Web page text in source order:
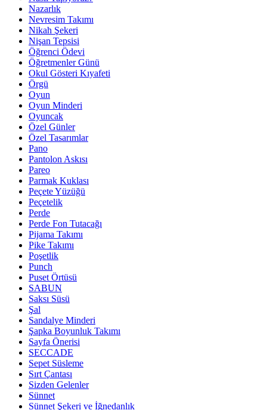
Nazarlık
Nevresim Takımı
Nikah Şekeri
Nişan Tepsisi
Öğrenci Ödevi
Öğretmenler Günü
Okul Gösteri Kıyafeti
Örgü
Oyun
Oyun Minderi
Oyuncak
Özel Günler
Özel Tasarımlar
Pano
Pantolon Askısı
Pareo
Parmak Kuklası
Peçete Yüzüğü
Peçetelik
Perde
Perde Fon Tutacağı
Pijama Takımı
Pike Takımı
Poşetlik
Punch
Puset Örtüsü
SABUN
Saksı Süsü
Şal
Sandalye Minderi
Şapka Boyunluk Takımı
Sayfa Önerisi
SECCADE
Sepet Süsleme
Sırt Çantası
Sizden Gelenler
Sünnet
Sünnet Şekeri ve İğnedanlık